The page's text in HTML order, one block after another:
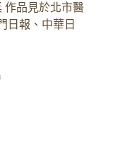
作品見於北市醫
日報、中華日